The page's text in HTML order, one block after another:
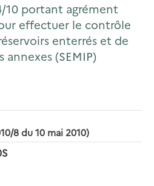
10 portant agrément
effectuer le contrôle
enterrés et de
(SEMIP)
8 du 10 mai 2010)